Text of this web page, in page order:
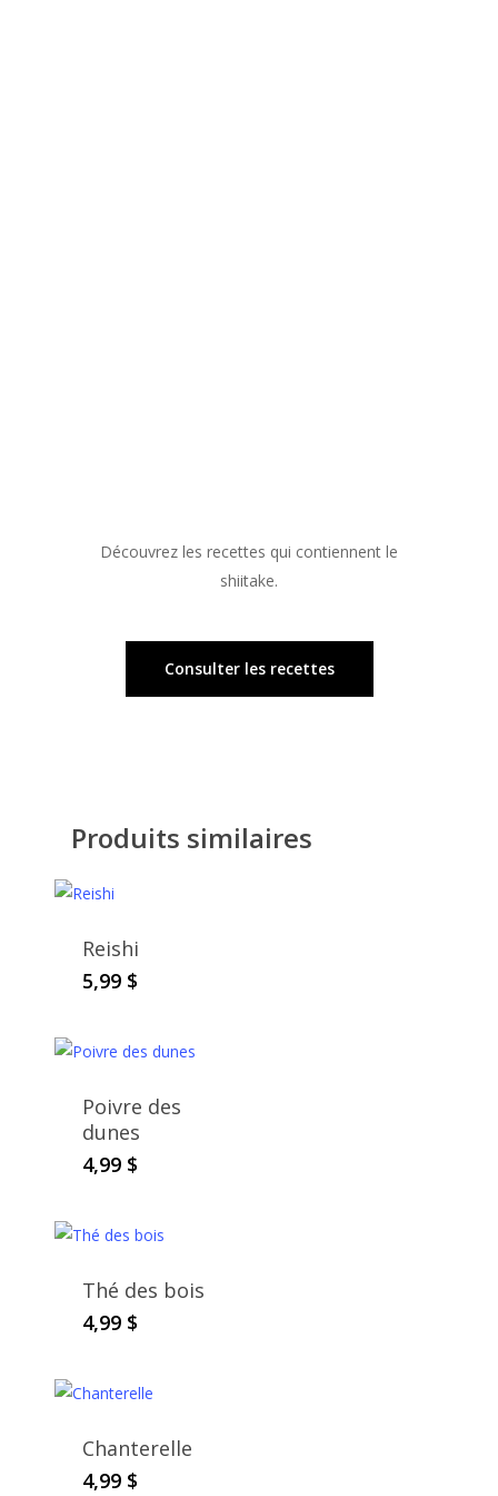
endroit frais et sec à l’abri de la lumière.
Découvrez les recettes qui contiennent le
shiitake.
Consulter les recettes
Produits similaires
Reishi
5,99 $
Poivre des
dunes
4,99 $
Thé des bois
4,99 $
Chanterelle
4,99 $